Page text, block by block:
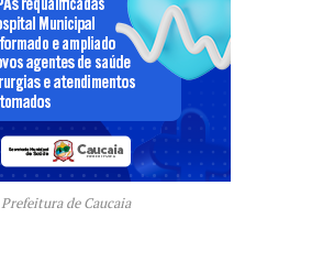
Prefeitura de Caucaia